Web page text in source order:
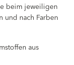
beim jeweiligen
und nach Farben
aus